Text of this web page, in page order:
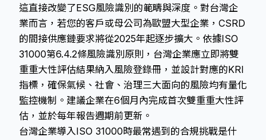
這直接改變了ESG風險識別的範疇與深度。對台灣企
業而言，若您的客戶或母公司為歐盟大型企業，CSRD
的間接供應鏈要求將從2025年起逐步擴大。依據ISO
31000第6.4.2條風險識別原則，台灣企業應立即將雙
重重大性評估結果納入風險登錄冊，並設計對應的KRI
指標，確保氣候、社會、治理三大面向的風險均有量化
監控機制。建議企業在6個月內完成首次雙重重大性評
估，並於每年報告週期前更新。
台灣企業導入ISO 31000時最常遇到的合規挑戰是什